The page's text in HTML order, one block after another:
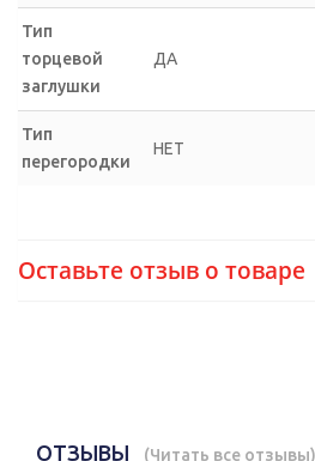
Тип
торцевой
заглушки
ДА
Тип
перегородки
НЕТ
Оставьте отзыв о товаре
ОТЗЫВЫ (Читать все отзывы)